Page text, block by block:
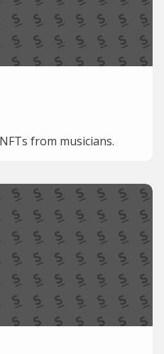
from musicians.